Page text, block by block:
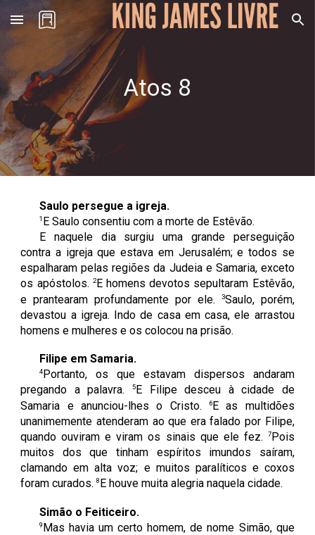
Skip to main content Skip to navigation
Atos 8
Saulo persegue a igreja.
1 E Saulo consentiu com a morte de Estêvão.
E naquele dia surgiu uma grande perseguição
contra a igreja que estava em Jerusalém; e todos se
espalharam pelas regiões da Judeia e Samaria, exceto
os apóstolos. 2E homens devotos sepultaram Estêvão,
e prantearam profundamente por ele.
3Saulo, porém,
devastou a igreja. Indo de casa em casa, ele arrastou
homens e mulheres e os colocou na prisão.
Filipe em Samaria.
4 Portanto, os que estavam dispersos andaram
pregando a palavra.
5E Filipe desceu à cidade de
Samaria e anunciou-lhes o Cristo.
6E as multidões
unanimemente atenderam ao que era falado por Filipe,
quando ouviram e viram os sinais que ele fez.
7Pois
muitos dos que tinham espíritos imundos saíram,
clamando em alta voz; e muitos paralíticos e coxos
foram curados.8 E houve muita alegria naquela cidade.
Simão o Feiticeiro.
9Mas havia um certo homem, de nome Simão, que